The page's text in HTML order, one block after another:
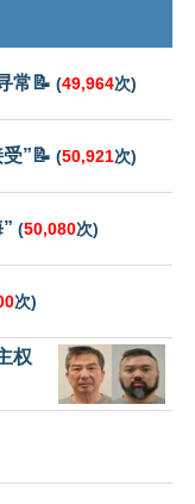
常📝 (49,964次)
”📝 (50,921次)
(50,080次)
次)
权